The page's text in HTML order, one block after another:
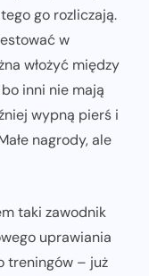
go rozliczają.
w
włożyć między
inni nie mają
wypną pierś i
nagrody, ale
taki zawodnik
uprawiania
treningów – już